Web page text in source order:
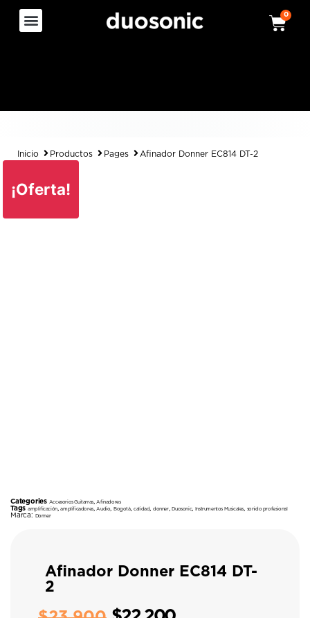
0
Inicio Productos Pages Afinador Donner EC814 DT-2
¡Oferta!
Categories Accesorios Guitarras, Afinadores
Tags amplificación,amplificadores, Audio ,Bogotá,calidad ,donner,Duosonic, Instrumentos Musicales, sonido profesional
Marca: Donner
Afinador Donner EC814 DT-
2